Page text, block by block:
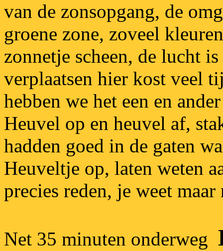
van de zonsopgang, de
groene zone, zoveel
zonnetje scheen, de lucht
verplaatsen hier kost veel
hebben we het een en
Heuvel op en heuvel af,
hadden goed in de gaten
Heuveltje op, laten weten
precies reden, je weet
Net 35 minuten onderweg